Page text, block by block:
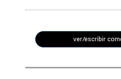
ver/escribir